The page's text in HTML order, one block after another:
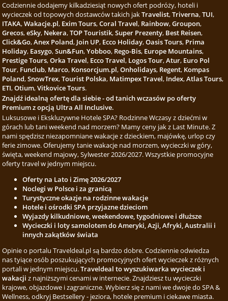
Codziennie dodajemy kilkadziesiąt nowych ofert podróży, hoteli i
wycieczek od topowych dostawców takich jakTravelist,Triverna,TUI,
ITAKA,Wakacje.pl, Exim Tours,Coral Travel, Rainbow,Groupon,
Grecos,eSky, Nekera,TOP Touristik,Super Prezenty, Best Reisen,
Click&Go,Anex Poland, Join UP, Ecco Holiday,Oasis Tours, Prima
Holiday, Easygo,Sun&Fun,Yobboo, Rego-Bis, Europe Mountains,
Prestige Tours,Orka Travel, Ecco Travel, Logos Tour,Atur, Euro Pol
Tour, Funclub, Marco, Konsorcjum.pl,Onholidays, Regent, Kompas
Poland,SnowTrex,Tourist Polska, Matimpex Travel, Index,Atlas Tours,
ETI,Otium,Vitkovice Tours.
Znajdź idealną ofertę dla siebie - od tanich wczasów po oferty
Premium z opcją Ultra All Inclusive.
Luksusowe i Ekskluzywne Hotele SPA? Rodzinne Wczasy z dziećmi w
górach lub tani weekend nad morzem? Mamy ceny jak z Last Minute. Z
nami spędzisz niezapomniane wakacje z dzieckiem, majówkę, urlop czy
ferie zimowe. Oferujemy tanie wakacje nad morzem, wycieczki w góry,
święta, weekend majowy, Sylwester 2026/2027. Wszystkie promocyjne
oferty travel w jednym miejscu.
Oferty na Lato i Zimę 2026/2027
Noclegi w Polsce i za granicą
Turystyczne okazje na rodzinne wakacje
Hotele i ośrodki SPA przyjazne dzieciom
Wyjazdy kilkudniowe, weekendowe, tygodniowe i dłuższe
Wycieczki i loty samolotem do Ameryki, Azji, Afryki, Australii i
innych zakątków świata
Opinie o portalu Traveldeal.pl są bardzo dobre. Codziennie odwiedza
nas tyiące osób poszukujących promocyjnych ofert wycieczek z różnych
portali w jednym miejscu.Traveldeal to wyszukiwarka wycieczek i
wakacji z najniższymi cenami w internecie. Znajdziesz tu wycieczki
krajowe, objazdowe i zagraniczne. Wybierz się z nami we dwoje do SPA &
Wellness, odkryj Bestsellery - jeziora, hotele premium i ciekawe miasta.